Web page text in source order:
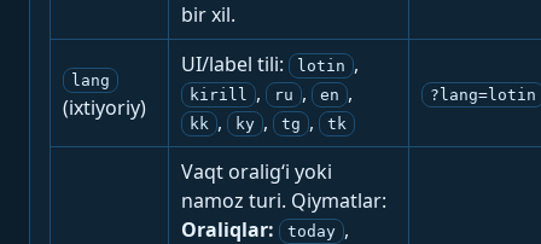
bir xil.
lang
(ixtiyoriy)
UI/label tili: lotin ,
kirill , ru , en ,
kk , ky , tg , tk
?lang=lotin
Vaqt oralig‘i yoki
namoz turi. Qiymatlar:
Oraliqlar:
today ,